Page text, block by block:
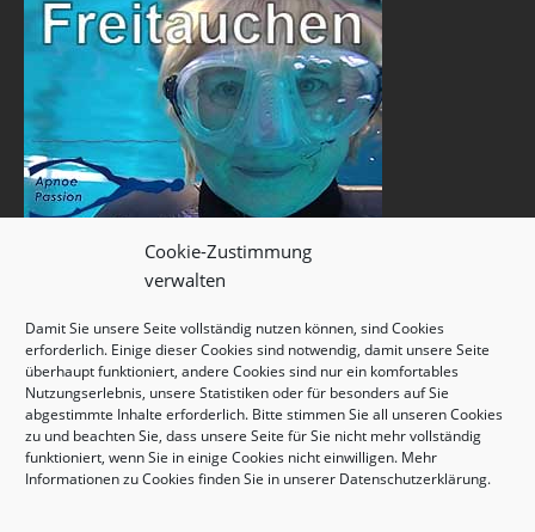
Cookie-Zustimmung
verwalten
Damit Sie unsere Seite vollständig nutzen können, sind Cookies
erforderlich. Einige dieser Cookies sind notwendig, damit unsere Seite
überhaupt funktioniert, andere Cookies sind nur ein komfortables
Nutzungserlebnis, unsere Statistiken oder für besonders auf Sie
abgestimmte Inhalte erforderlich. Bitte stimmen Sie all unseren Cookies
zu und beachten Sie, dass unsere Seite für Sie nicht mehr vollständig
funktioniert, wenn Sie in einige Cookies nicht einwilligen. Mehr
Informationen zu Cookies finden Sie in unserer Datenschutzerklärung.